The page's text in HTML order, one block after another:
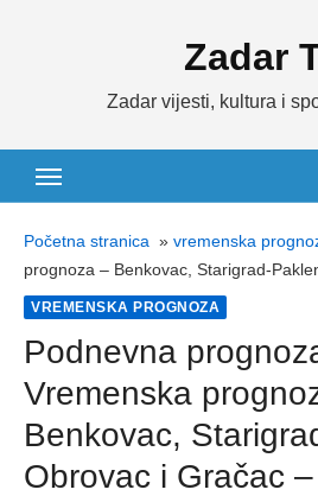
Zadar
Zadar vijesti, kultura i
Početna stranica » vremenska
prognoza – Benkovac, Starigrad-
VREMENSKA PROGNOZA
Podnevna
Vremenska
Benkovac,
Obrovac i Gračac